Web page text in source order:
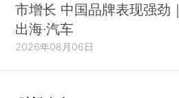
市增长 中国品牌表现强劲｜
出海·汽车
2026年08月06日